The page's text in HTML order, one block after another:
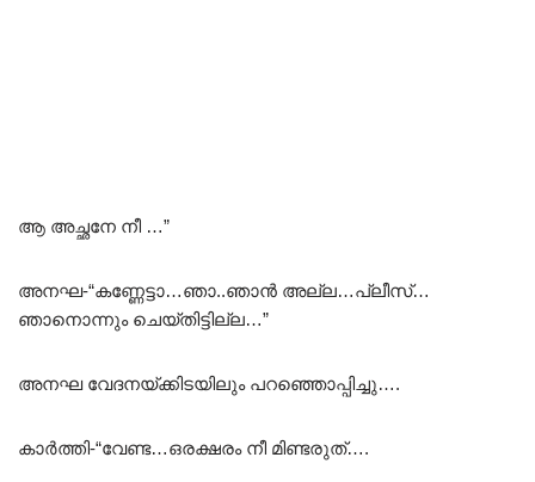
ആ അച്ഛനേ നീ …”
അനഘ-“കണ്ണേട്ടാ…ഞാ..ഞാൻ അല്ല…പ്ലീസ്…
ഞാനൊന്നും ചെയ്തിട്ടില്ല…”
അനഘ വേദനയ്ക്കിടയിലും പറഞ്ഞൊപ്പിച്ചു….
കാർത്തി-“വേണ്ട…ഒരക്ഷരം നീ മിണ്ടരുത്….